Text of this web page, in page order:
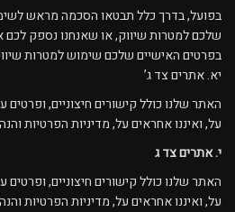
בפועל, בדרך כלל תבטאו הסכמה מראש
שלכם למטרות שיווק, או שאנחנו נספק
בפרטים האישיים שלכם שימוש למטרות
יא. אתרים צד ג’
האתר שלנו כולל קישורים חיצוניים, ופרטים
על, ואיננו אחראים על, מדיניות הפרטיות
י. אתרים צד ג
האתר שלנו כולל קישורים חיצוניים, ופרטים
על, ואיננו אחראים על, מדיניות הפרטיות